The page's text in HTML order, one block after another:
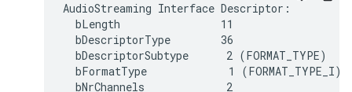
AudioStreaming Interface Descriptor:
  bLength                11
  bDescriptorType        36
  bDescriptorSubtype      2 (FORMAT_TYPE)
  bFormatType             1 (FORMAT_TYPE_I)
  bNrChannels             2